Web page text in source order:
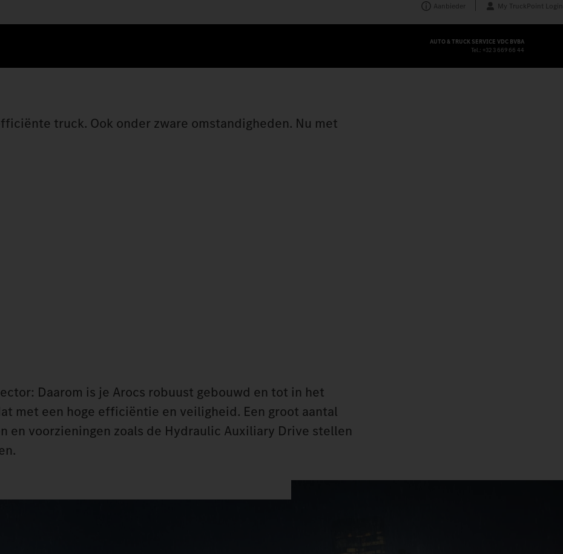
Aanbieder My TruckPoint Login
AUTO & TRUCK SERVICE VDC BVBA
Tel.: +32 3 669 66 44
truck. Ook onder zware omstandigheden. Nu met
Daarom is je Arocs robuust gebouwd en tot in het
met een hoge efficiëntie en veiligheid. Een groot aantal
voorzieningen zoals de Hydraulic Auxiliary Drive stellen